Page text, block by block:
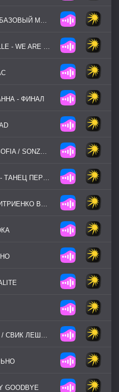
MIA BOYKA / SABI - БАЗОВЫЙ МИНИМУМ
FUN / MONAE JANELLE - WE ARE YOUNG
- ФИНАЛ
IMANBEK / REYES SOFIA / SONZA LUISA - NOT U
ГАГАРИНА ПОЛИНА - ТАНЕЦ ПЕРЕД ЗЕРКАЛОМ
POWER INTRO / ДМИТРИЕНКО ВАНЯ - ШЁЛК
MARY GU / NILETTO / СВИК ЛЕША - АРИТМИЯ
GOODBYE